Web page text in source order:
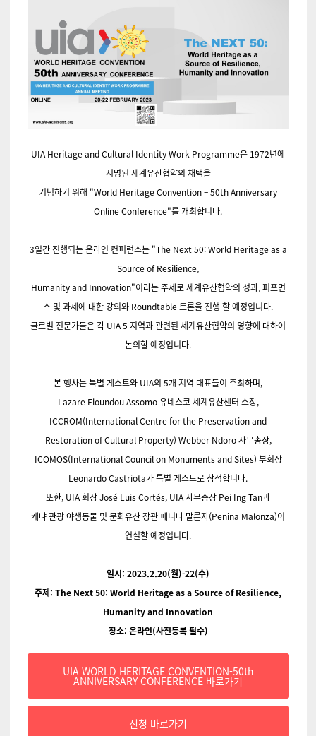
UIA Heritage and Cultural Identity Work Programme은 1972년에
서명된 세계유산협약의 채택을
기념하기 위해 "World Heritage Convention – 50th Anniversary
Online Conference"를 개최합니다.
3일간 진행되는 온라인 컨퍼런스는 "The Next 50: World Heritage as a
Source of Resilience,
Humanity and Innovation"이라는 주제로 세계유산협약의 성과, 퍼포먼
스 및 과제에 대한 강의와 Roundtable 토론을 진행 할 예정입니다.
글로벌 전문가들은 각 UIA 5 지역과 관련된 세계유산협약의 영향에 대하여
논의할 예정입니다.
본 행사는 특별 게스트와 UIA의 5개 지역 대표들이 주최하며,
Lazare Eloundou Assomo 유네스코 세계유산센터 소장,
ICCROM(International Centre for the Preservation and
Restoration of Cultural Property) Webber Ndoro 사무총장,
ICOMOS(International Council on Monuments and Sites) 부회장
Leonardo Castriota가 특별 게스트로 참석합니다.
또한, UIA 회장 José Luis Cortés, UIA 사무총장 Pei Ing Tan과
케냐 관광 야생동물 및 문화유산 장관 페니나 말론자(Penina Malonza)이
연설할 예정입니다.
일시: 2023.2.20(월)-22(수)
주제: The Next 50: World Heritage as a Source of Resilience,
Humanity and Innovation
장소: 온라인(사전등록 필수)
UIA WORLD HERITAGE CONVENTION-50th
ANNIVERSARY CONFERENCE 바로가기
신청 바로가기